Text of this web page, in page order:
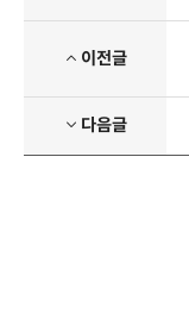
이전글
다음글